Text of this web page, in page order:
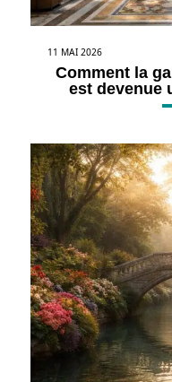
11 MAI 2026
Comment la
est devenue